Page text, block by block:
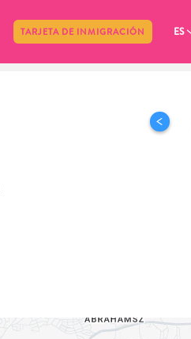
TARJETA DE INMIGRACIÓN ES